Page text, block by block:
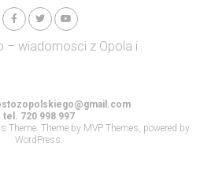
tel. 720 998 997
Theme by MVP Themes, powered by
WordPress.